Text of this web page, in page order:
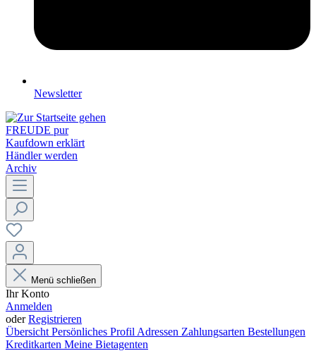
Newsletter
FREUDE pur
Kaufdown erklärt
Händler werden
Archiv
Menü schließen
Ihr Konto
Anmelden
oderRegistrieren
Übersicht Persönliches Profil Adressen Zahlungsarten Bestellungen
Kreditkarten Meine Bietagenten